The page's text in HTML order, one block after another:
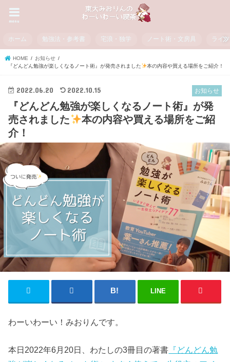
menu
ホーム 勉強法・参考書 宅浪・独学 ノート術・文房具 ライ
HOME
お知らせ
『どんどん勉強が楽しくなるノート術』が発売されました
本の内容や買える場所をご紹介！
お知らせ
2022.06.20 2022.10.15
『どんどん勉強が楽しくなるノート術』が発
売されました
本の内容や買える場所をご紹
介！
LINE
わーいわーい！みおりんです。
本日2022年6月20日、わたしの3冊目の著書 『どんどん勉